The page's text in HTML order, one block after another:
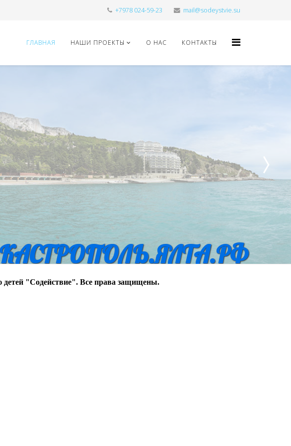
+7978 024-59-23 mail@sodeystvie.su
ГЛАВНАЯ НАШИ ПРОЕКТЫ О НАС КОНТАКТЫ
КАСТРОПОЛЬ.ЯЛТА.РФ
детей "Содействие". Все права защищены.